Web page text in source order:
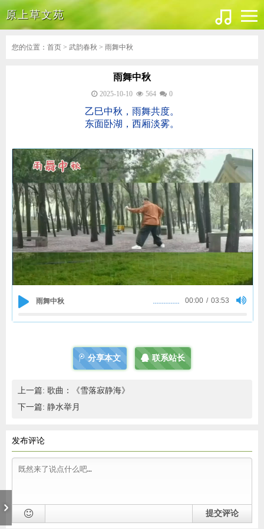
原上草文苑
您的位置： 首页 > 武韵春秋 > 雨舞中秋
雨舞中秋
2025-10-10 564 0
乙巳中秋，雨舞共度。
东面卧湖，西厢淡雾。
雨舞中秋 00:00 / 03:53
分享本文 联系站长
上一篇: 歌曲：《雪落寂静海》
下一篇: 静水举月
发布评论
提交评论